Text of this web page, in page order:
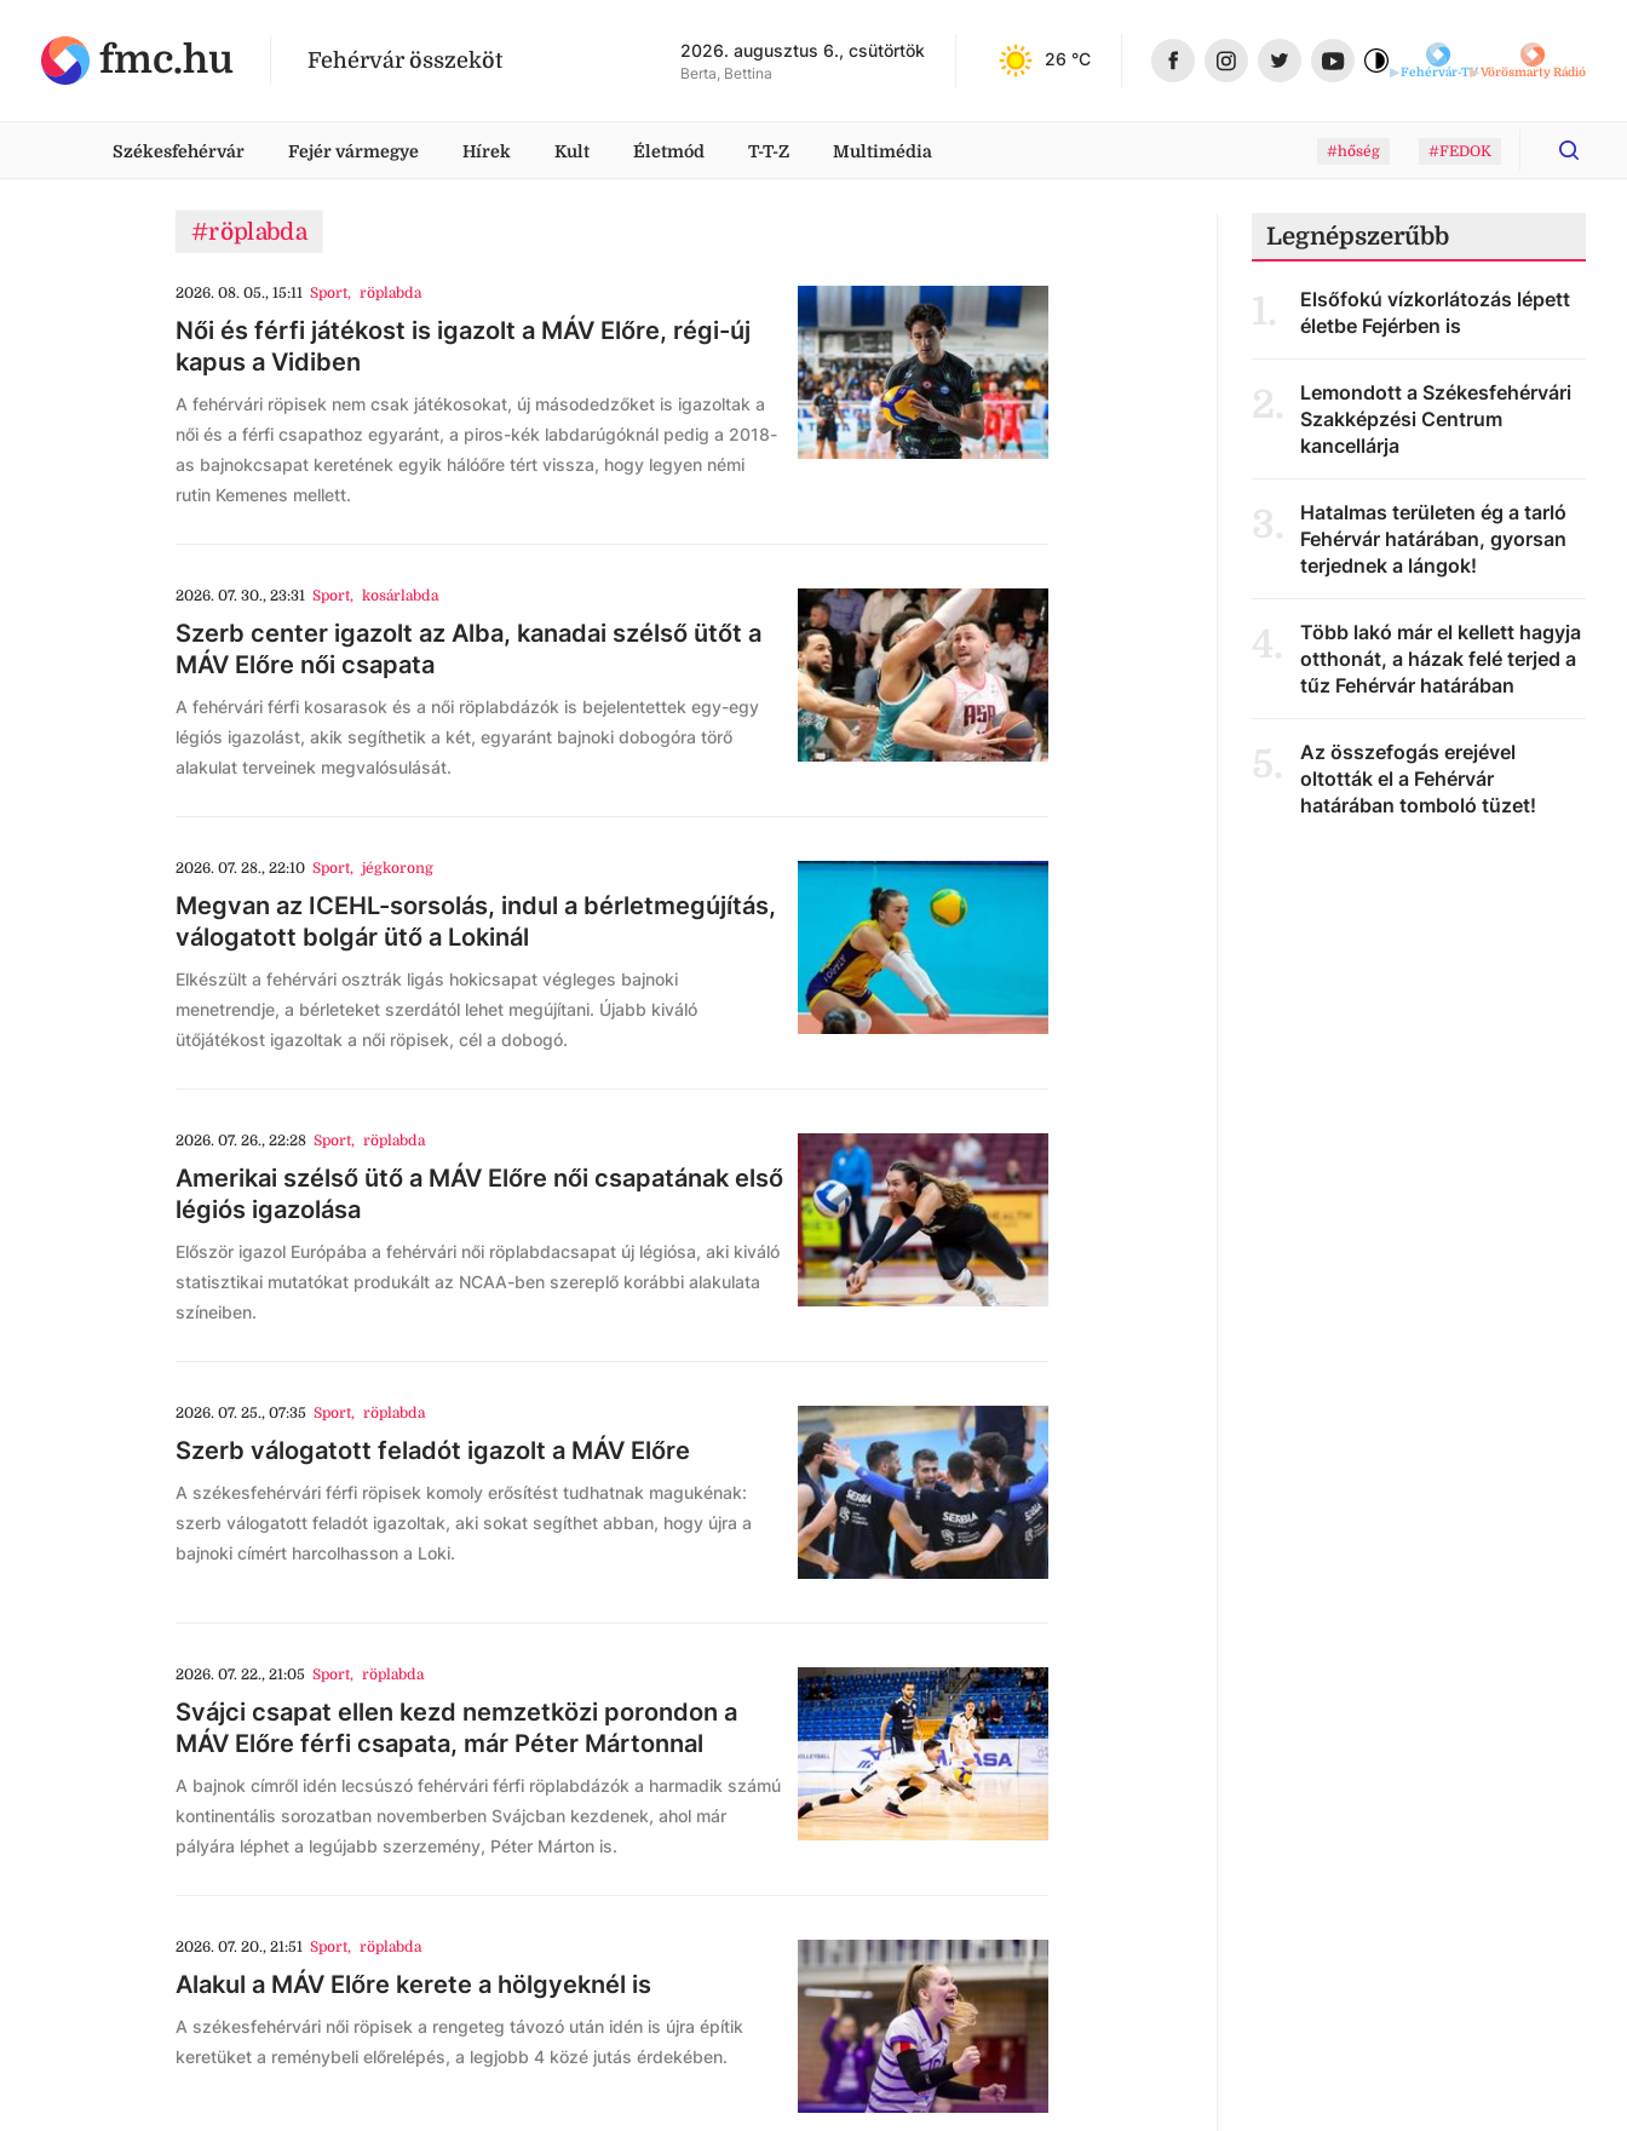
fmc.hu Fehérvár összeköt 2026. augusztus 6., csütörtök
Berta, Bettina
26 °C
Fehérvár-TVVörösmarty Rádió
Székesfehérvár Fejér vármegye Hírek Kult Életmód T-T-Z Multimédia #hőség #FEDOK
#röplabda
2026. 08. 05., 15:11 Sport, röplabda
Női és férfi játékost is igazolt a MÁV Előre, régi-új
kapus a Vidiben
A fehérvári röpisek nem csak játékosokat, új másodedzőket is igazoltak a
női és a férfi csapathoz egyaránt, a piros-kék labdarúgóknál pedig a 2018-
as bajnokcsapat keretének egyik hálóőre tért vissza, hogy legyen némi
rutin Kemenes mellett.
2026. 07. 30., 23:31 Sport, kosárlabda
Szerb center igazolt az Alba, kanadai szélső ütőt a
MÁV Előre női csapata
A fehérvári férfi kosarasok és a női röplabdázók is bejelentettek egy-egy
légiós igazolást, akik segíthetik a két, egyaránt bajnoki dobogóra törő
alakulat terveinek megvalósulását.
2026. 07. 28., 22:10 Sport, jégkorong
Megvan az ICEHL-sorsolás, indul a bérletmegújítás,
válogatott bolgár ütő a Lokinál
Elkészült a fehérvári osztrák ligás hokicsapat végleges bajnoki
menetrendje, a bérleteket szerdától lehet megújítani. Újabb kiváló
ütőjátékost igazoltak a női röpisek, cél a dobogó.
2026. 07. 26., 22:28 Sport, röplabda
Amerikai szélső ütő a MÁV Előre női csapatának első
légiós igazolása
Először igazol Európába a fehérvári női röplabdacsapat új légiósa, aki kiváló
statisztikai mutatókat produkált az NCAA-ben szereplő korábbi alakulata
színeiben.
2026. 07. 25., 07:35 Sport, röplabda
Szerb válogatott feladót igazolt a MÁV Előre
A székesfehérvári férfi röpisek komoly erősítést tudhatnak magukénak:
szerb válogatott feladót igazoltak, aki sokat segíthet abban, hogy újra a
bajnoki címért harcolhasson a Loki.
2026. 07. 22., 21:05 Sport, röplabda
Svájci csapat ellen kezd nemzetközi porondon a
MÁV Előre férfi csapata, már Péter Mártonnal
A bajnok címről idén lecsúszó fehérvári férfi röplabdázók a harmadik számú
kontinentális sorozatban novemberben Svájcban kezdenek, ahol már
pályára léphet a legújabb szerzemény, Péter Márton is.
2026. 07. 20., 21:51 Sport, röplabda
Alakul a MÁV Előre kerete a hölgyeknél is
A székesfehérvári női röpisek a rengeteg távozó után idén is újra építik
keretüket a reménybeli előrelépés, a legjobb 4 közé jutás érdekében.
Legnépszerűbb
1.
Elsőfokú vízkorlátozás lépett
életbe Fejérben is
2.
Lemondott a Székesfehérvári
Szakképzési Centrum
kancellárja
3.
Hatalmas területen ég a tarló
Fehérvár határában, gyorsan
terjednek a lángok!
4.
Több lakó már el kellett hagyja
otthonát, a házak felé terjed a
tűz Fehérvár határában
5.
Az összefogás erejével
oltották el a Fehérvár
határában tomboló tüzet!